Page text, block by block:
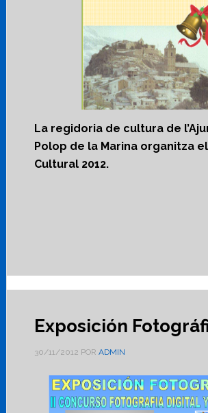
La regidoria de cultura de
Polop de la Marina organitza
Cultural 2012.
Exposición
30/11/2012 POR ADMIN